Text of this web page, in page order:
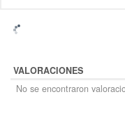
VALORACIONES
No se encontraron